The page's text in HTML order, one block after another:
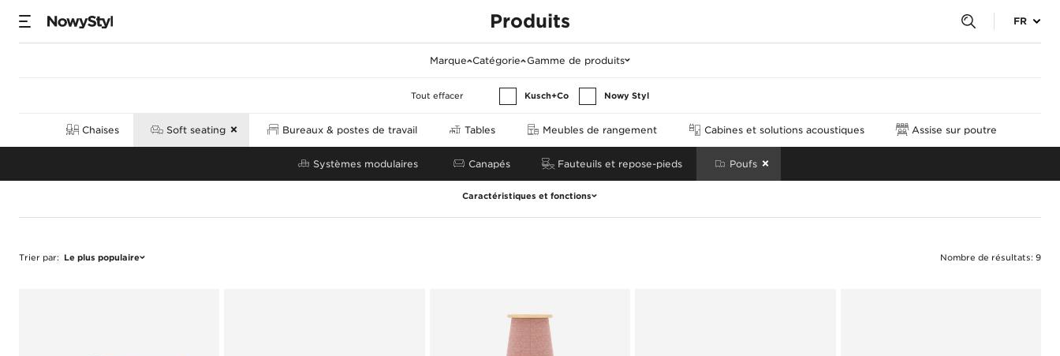
Produits FR
Marque Catégorie Gamme de produits
Tout effacer Kusch+Co Nowy Styl
Chaises Soft seating Bureaux & postes de travail Tables Meubles de rangement Cabines et solutions acoustiques Assise sur poutre
Systèmes modulaires Canapés Fauteuils et repose-pieds Poufs
Caractéristiques et fonctions
Trier par: Le plus populaire Nombre de résultats: 9